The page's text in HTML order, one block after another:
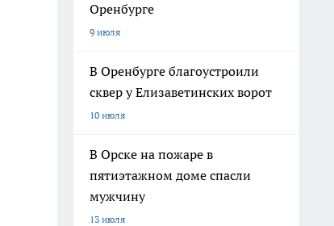
Оренбурге
9 июля
В Оренбурге благоустроили
сквер у Елизаветинских ворот
10 июля
В Орске на пожаре в
пятиэтажном доме спасли
мужчину
13 июля